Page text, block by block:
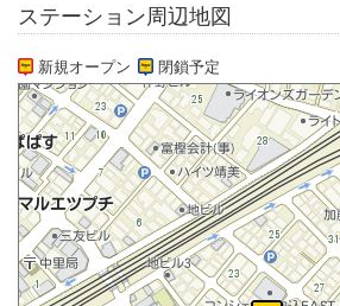
ステーション周辺地図
新規オープン 閉鎖予定